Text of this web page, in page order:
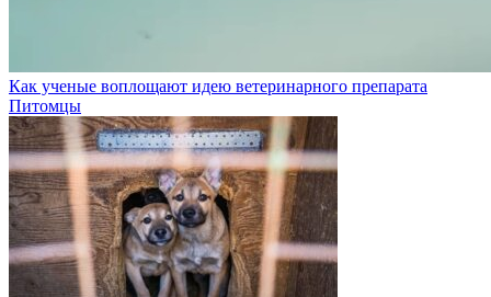
Как ученые воплощают идею ветеринарного препарата
Питомцы